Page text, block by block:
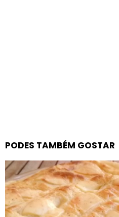
PODES TAMBÉM GOSTAR